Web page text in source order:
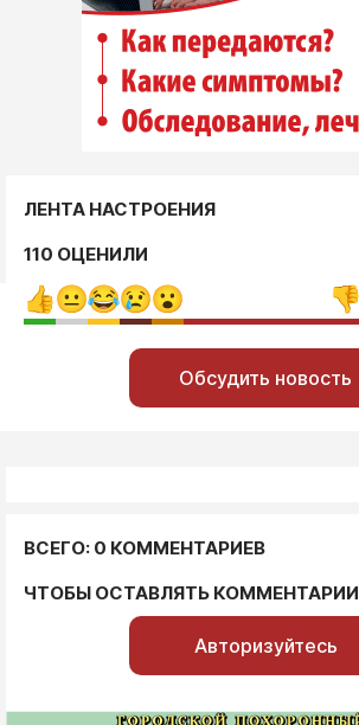
ЛЕНТА НАСТРОЕНИЯ
110 ОЦЕНИЛИ
Обсудить новость
ВСЕГО: 0 КОММЕНТАРИЕВ
ЧТОБЫ ОСТАВЛЯТЬ КОММЕНТАРИИ
Авторизуйтесь